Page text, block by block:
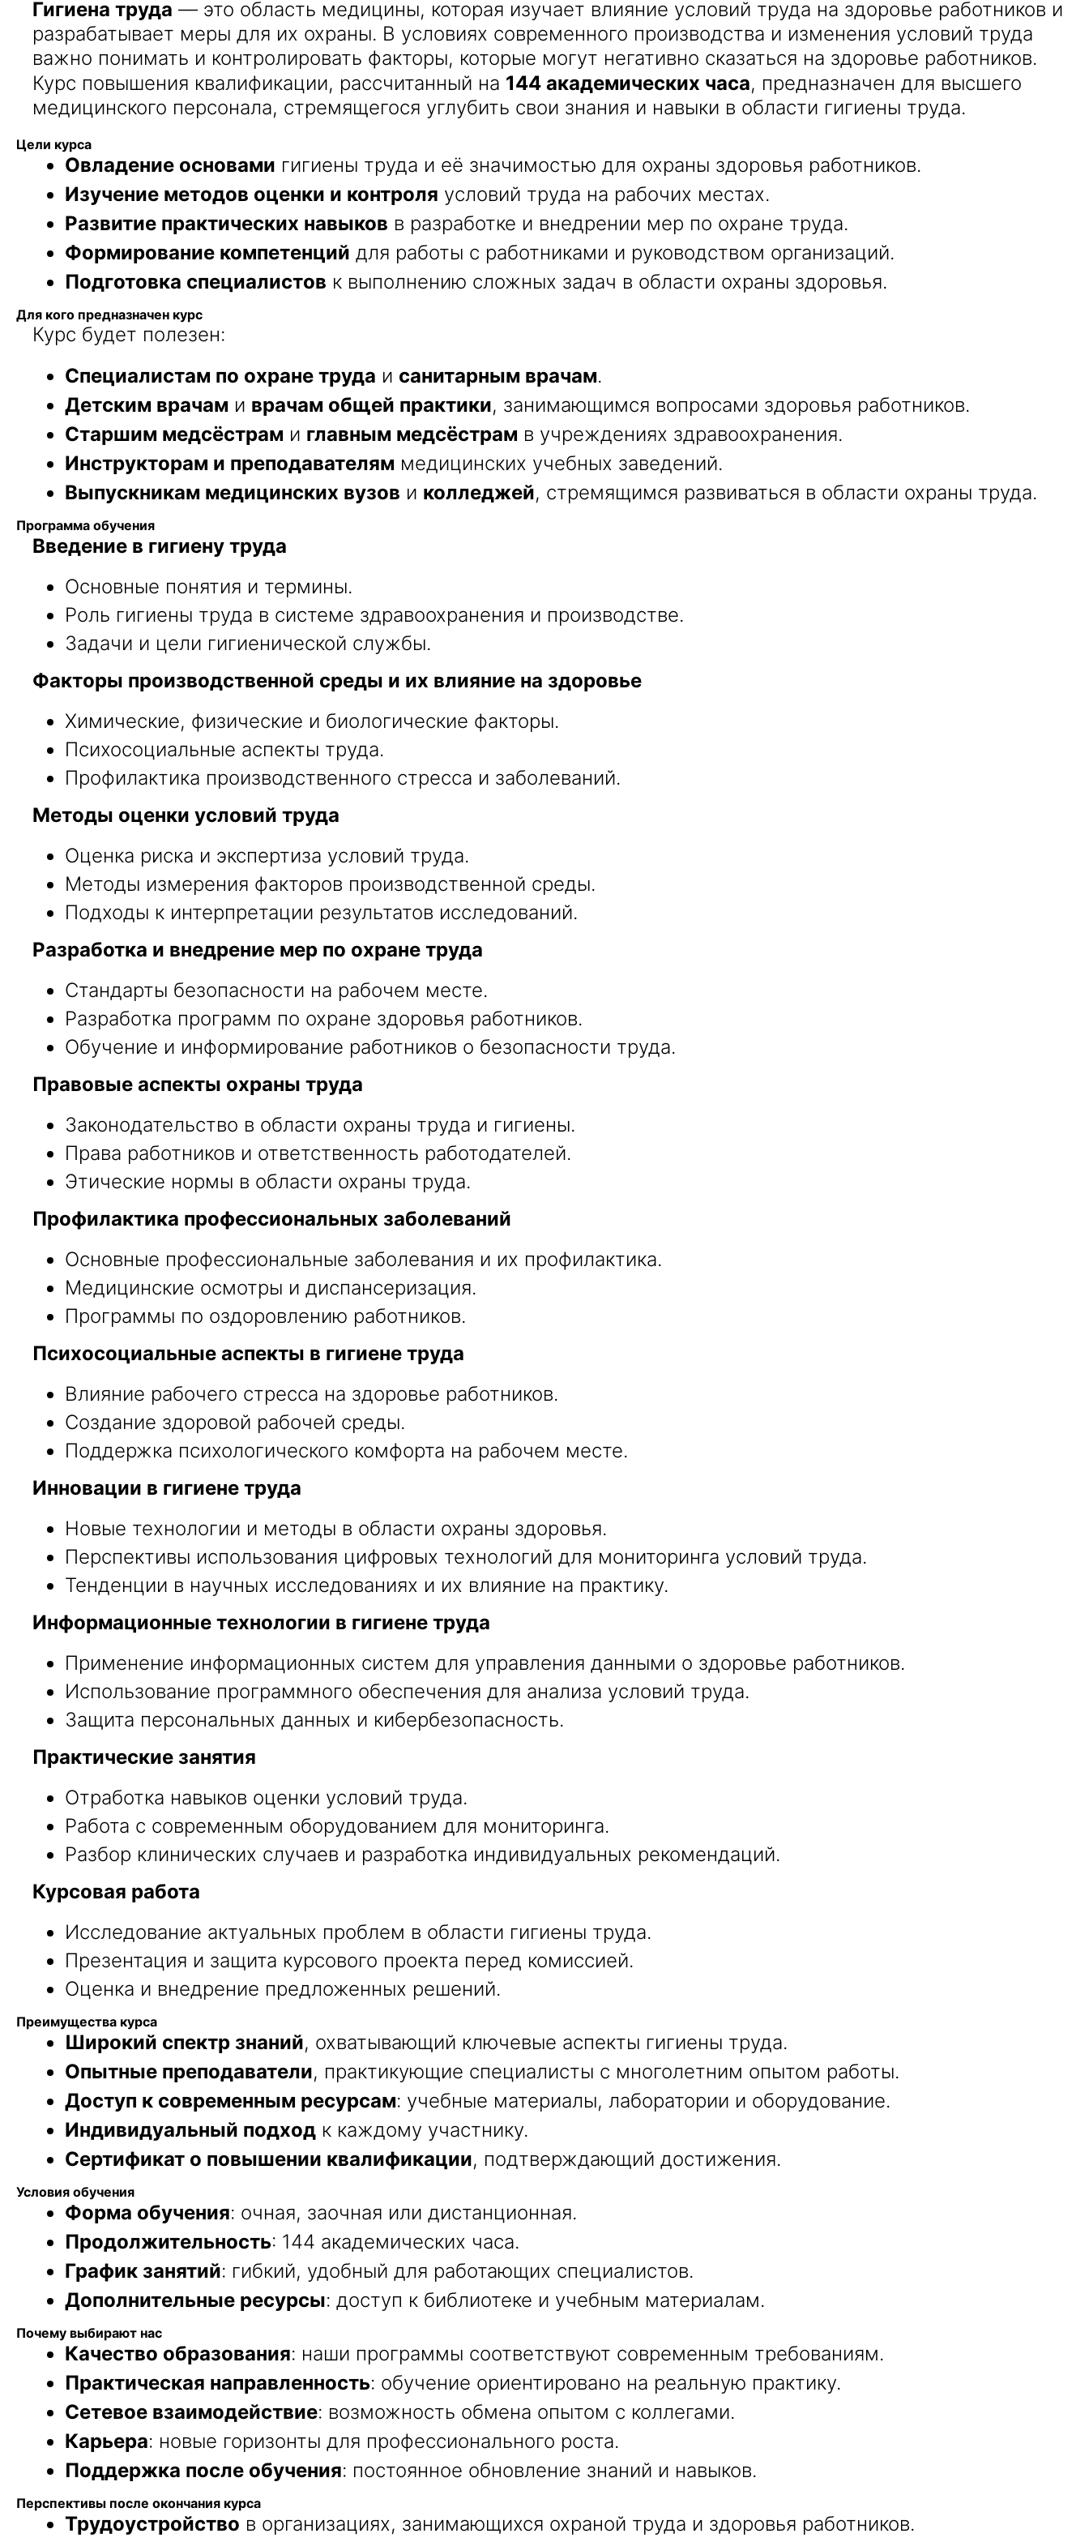
Гигиена труда — это область медицины, которая изучает влияние условий труда на здоровье работников и
разрабатывает меры для их охраны. В условиях современного производства и изменения условий труда
важно понимать и контролировать факторы, которые могут негативно сказаться на здоровье работников.
Курс повышения квалификации, рассчитанный на 144 академических часа, предназначен для высшего
медицинского персонала, стремящегося углубить свои знания и навыки в области гигиены труда.
Цели курса
Овладение основами гигиены труда и её значимостью для охраны здоровья работников.
Изучение методов оценки и контроля условий труда на рабочих местах.
Развитие практических навыков в разработке и внедрении мер по охране труда.
Формирование компетенций для работы с работниками и руководством организаций.
Подготовка специалистов к выполнению сложных задач в области охраны здоровья.
Для кого предназначен курс
Курс будет полезен:
Специалистам по охране труда и санитарным врачам.
Детским врачам и врачам общей практики, занимающимся вопросами здоровья работников.
Старшим медсёстрам и главным медсёстрам в учреждениях здравоохранения.
Инструкторам и преподавателям медицинских учебных заведений.
Выпускникам медицинских вузов и колледжей, стремящимся развиваться в области охраны труда.
Программа обучения
Введение в гигиену труда
Основные понятия и термины.
Роль гигиены труда в системе здравоохранения и производстве.
Задачи и цели гигиенической службы.
Факторы производственной среды и их влияние на здоровье
Химические, физические и биологические факторы.
Психосоциальные аспекты труда.
Профилактика производственного стресса и заболеваний.
Методы оценки условий труда
Оценка риска и экспертиза условий труда.
Методы измерения факторов производственной среды.
Подходы к интерпретации результатов исследований.
Разработка и внедрение мер по охране труда
Стандарты безопасности на рабочем месте.
Разработка программ по охране здоровья работников.
Обучение и информирование работников о безопасности труда.
Правовые аспекты охраны труда
Законодательство в области охраны труда и гигиены.
Права работников и ответственность работодателей.
Этические нормы в области охраны труда.
Профилактика профессиональных заболеваний
Основные профессиональные заболевания и их профилактика.
Медицинские осмотры и диспансеризация.
Программы по оздоровлению работников.
Психосоциальные аспекты в гигиене труда
Влияние рабочего стресса на здоровье работников.
Создание здоровой рабочей среды.
Поддержка психологического комфорта на рабочем месте.
Инновации в гигиене труда
Новые технологии и методы в области охраны здоровья.
Перспективы использования цифровых технологий для мониторинга условий труда.
Тенденции в научных исследованиях и их влияние на практику.
Информационные технологии в гигиене труда
Применение информационных систем для управления данными о здоровье работников.
Использование программного обеспечения для анализа условий труда.
Защита персональных данных и кибербезопасность.
Практические занятия
Отработка навыков оценки условий труда.
Работа с современным оборудованием для мониторинга.
Разбор клинических случаев и разработка индивидуальных рекомендаций.
Курсовая работа
Исследование актуальных проблем в области гигиены труда.
Презентация и защита курсового проекта перед комиссией.
Оценка и внедрение предложенных решений.
Преимущества курса
Широкий спектр знаний, охватывающий ключевые аспекты гигиены труда.
Опытные преподаватели, практикующие специалисты с многолетним опытом работы.
Доступ к современным ресурсам: учебные материалы, лаборатории и оборудование.
Индивидуальный подход к каждому участнику.
Сертификат о повышении квалификации, подтверждающий достижения.
Условия обучения
Форма обучения: очная, заочная или дистанционная.
Продолжительность: 144 академических часа.
График занятий: гибкий, удобный для работающих специалистов.
Дополнительные ресурсы: доступ к библиотеке и учебным материалам.
Почему выбирают нас
Качество образования: наши программы соответствуют современным требованиям.
Практическая направленность: обучение ориентировано на реальную практику.
Сетевое взаимодействие: возможность обмена опытом с коллегами.
Карьера: новые горизонты для профессионального роста.
Поддержка после обучения: постоянное обновление знаний и навыков.
Перспективы после окончания курса
Трудоустройство в организациях, занимающихся охраной труда и здоровья работников.
Получить консультацию
Даю согласие наобработку персональных
Приложите документы
Получить консультацию
Получить консультацию
Даю согласие на
данныхиe-mail рассылку